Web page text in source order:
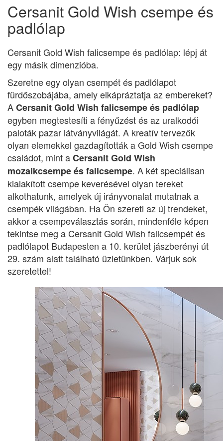
Cersanit Gold Wish csempe és
padlólap
Cersanit Gold Wish falicsempe és padlólap: lépj át
egy másik dimenzióba.
Szeretne egy olyan csempét és padlólapot
fürdőszobájába, amely elkápráztatja az embereket?
ACersanit Gold Wish falicsempe és padlólap
egyben megtestesíti a fényűzést és az uralkodói
paloták pazar látványvilágát. A kreatív tervezők
olyan elemekkel gazdagították a Gold Wish csempe
családot, mint aCersanit Gold Wish
mozaikcsempe és falicsempe. A két speciálisan
kialakított csempe keverésével olyan tereket
alkothatunk, amelyek új irányvonalat mutatnak a
csempék világában. Ha Ön szereti az új trendeket,
akkor a csempeválasztás során, mindenféle képen
tekintse meg a Cersanit Gold Wish falicsempét és
padlólapot Budapesten a 10. kerület jászberényi út
29. szám alatt található üzletünkben. Várjuk sok
szeretettel!